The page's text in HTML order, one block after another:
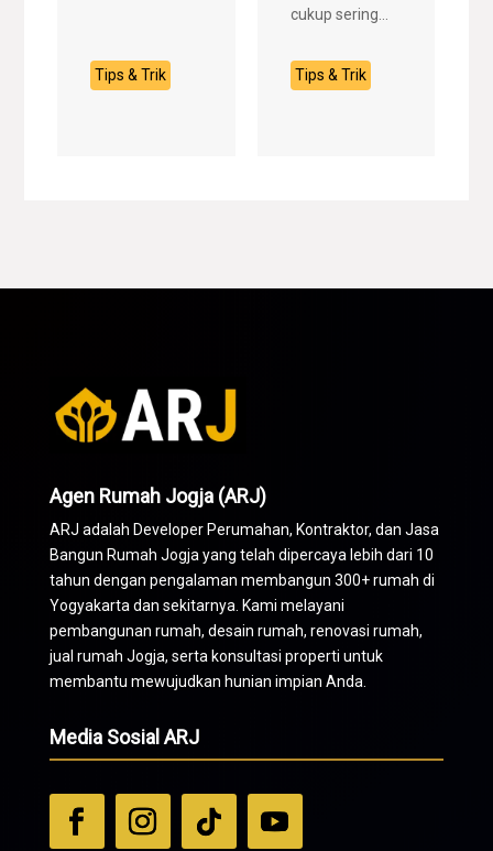
Tips & Trik
cukup sering...
Tips & Trik
Agen Rumah Jogja (ARJ)
ARJ adalah Developer Perumahan, Kontraktor, dan Jasa
Bangun Rumah Jogja yang telah dipercaya lebih dari 10
tahun dengan pengalaman membangun 300+ rumah di
Yogyakarta dan sekitarnya. Kami melayani
pembangunan rumah, desain rumah, renovasi rumah,
jual rumah Jogja, serta konsultasi properti untuk
membantu mewujudkan hunian impian Anda.
Media Sosial ARJ